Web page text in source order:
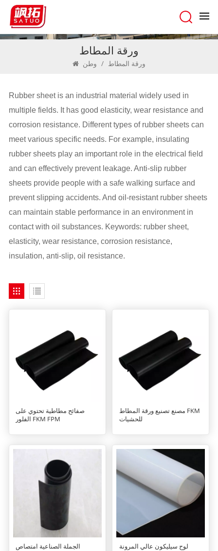
ورقة المطاط
/ ورقة المطاط
Rubber sheet is an industrial material widely used in
multiple fields. It has good elasticity, wear resistance and
corrosion resistance. Different types of rubber sheets can
meet various specific needs. For example, insulating
rubber sheets play an important role in the electrical field
and can effectively prevent leakage. Anti-slip rubber
sheets provide people with a safe walking surface and
prevent slipping accidents. And oil-resistant rubber sheets
can maintain stable performance in an environment in
contact with oil substances. Keywords: rubber sheet,
elasticity, wear resistance, corrosion resistance,
insulation, anti-slip, oil resistance.
صفائح مطاطية تحتوي على
الفلور FKM FPM
مصنع تصنيع ورقة المطاط FKM
للحشيات
الجملة الصناعية امتصاص
لوح سيليكون عالي المرونة